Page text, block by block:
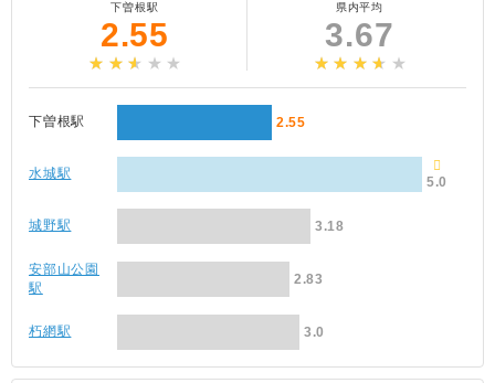
下曽根駅
2.55
県内平均
3.67
下曽根駅 2.55
水城駅
5.0
城野駅 3.18
安部山公園
駅
2.83
朽網駅 3.0